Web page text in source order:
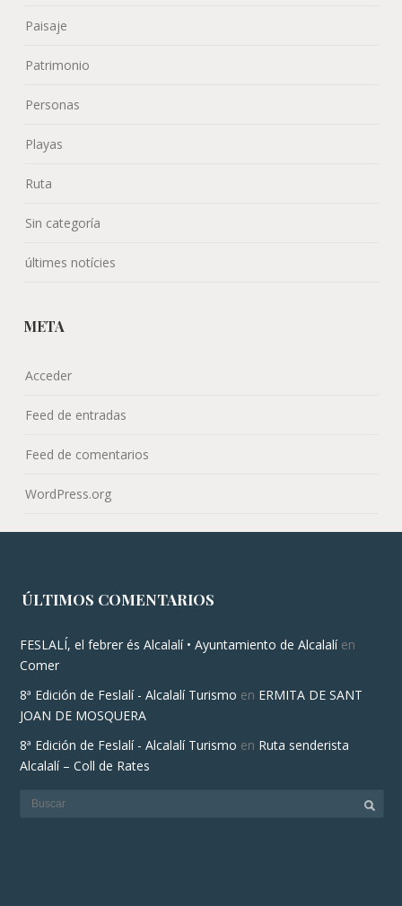
últimes notícies
Acceder
Feed de entradas
Feed de comentarios
WordPress.org
FESLALÍ, el febrer és Alcalalí • Ayuntamiento de Alcalalí
8ª Edición de Feslalí - Alcalalí Turismo
Alcalalí – Coll de Rates